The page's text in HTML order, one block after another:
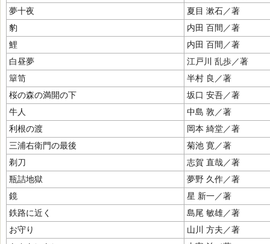
夢十夜
夏目 漱石／著
豹
内田 百間／著
鯉
内田 百間／著
白昼夢
江戸川 乱歩／著
簞笥
半村 良／著
桜の森の満開の下
坂口 安吾／著
牛人
中島 敦／著
利根の渡
岡本 綺堂／著
三浦右衛門の最後
菊池 寛／著
剃刀
志賀 直哉／著
瓶詰地獄
夢野 久作／著
鏡
星 新一／著
鉄路に近く
島尾 敏雄／著
お守り
山川 方夫／著